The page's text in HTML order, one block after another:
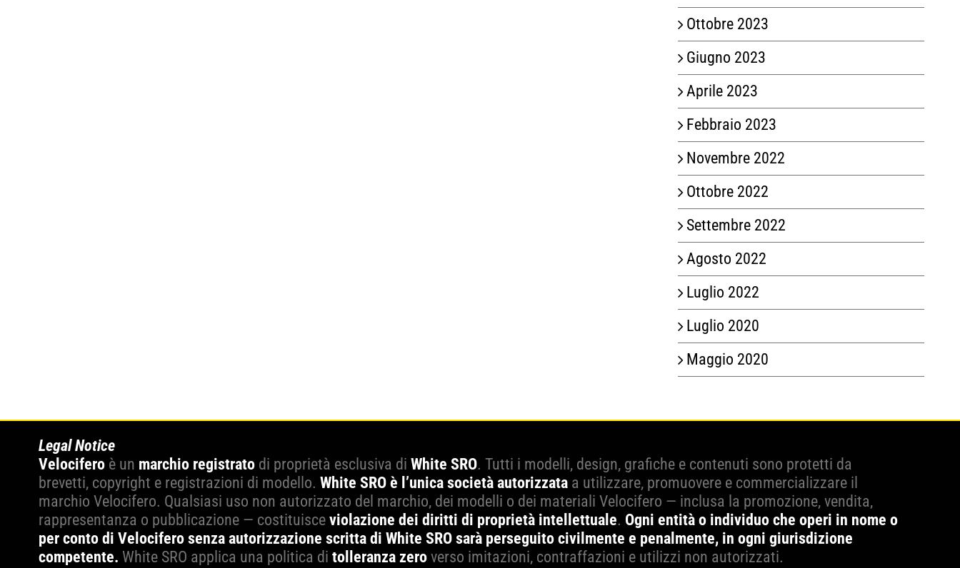
Ottobre 2023
Giugno 2023
Aprile 2023
Febbraio 2023
Novembre 2022
Ottobre 2022
Settembre 2022
Agosto 2022
Luglio 2022
Luglio 2020
Maggio 2020
Legal Notice
Velocifero è un marchio registrato di proprietà esclusiva di White SRO. Tutti i modelli, design, grafiche e contenuti sono protetti da
brevetti, copyright e registrazioni di modello. White SRO è l’unica società autorizzataa utilizzare, promuovere e commercializzare il
marchio Velocifero. Qualsiasi uso non autorizzato del marchio, dei modelli o dei materiali Velocifero — inclusa la promozione, vendita,
rappresentanza o pubblicazione — costituisce violazione dei diritti di proprietà intellettuale. Ogni entità o individuo che operi in nome o
per conto di Velocifero senza autorizzazione scritta di White SRO sarà perseguito civilmente e penalmente, in ogni giurisdizione
competente. White SRO applica una politica di tolleranza zero verso imitazioni, contraffazioni e utilizzi non autorizzati.